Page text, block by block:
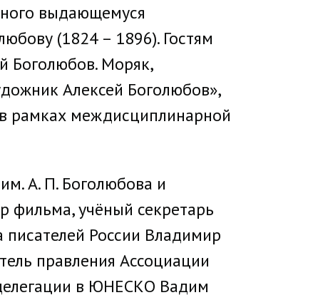
выдающемуся
(1824 – 1896). Гостям
Боголюбов. Моряк,
Алексей Боголюбов»,
рамках междисциплинарной
А. П. Боголюбова и
фильма, учёный секретарь
России Владимир
правления Ассоциации
в ЮНЕСКО Вадим